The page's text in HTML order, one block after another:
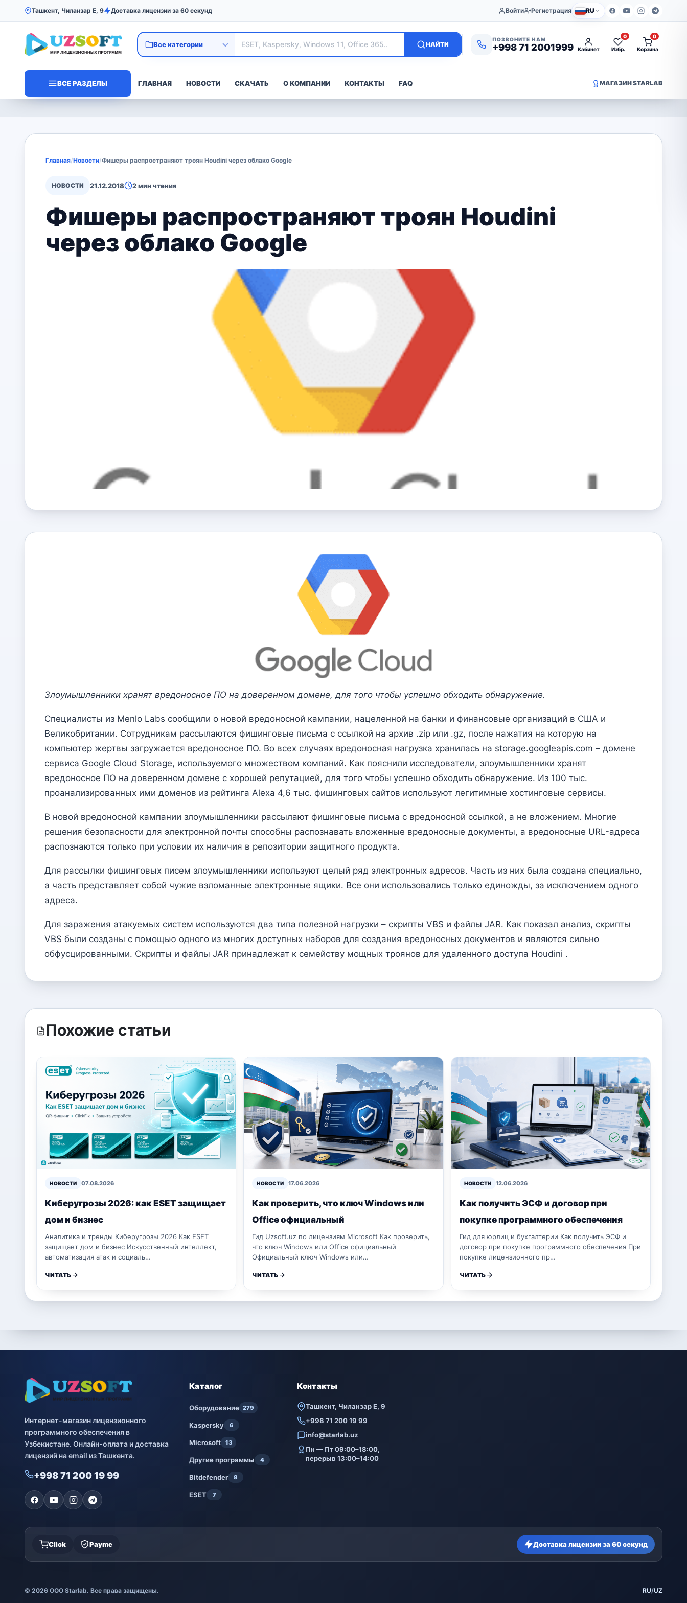
Ташкент, Чиланзар Е, 9 Доставка лицензии за 60 секунд Войти Регистрация RU
НАЙТИ
ПОЗВОНИТЕ НАМ
+998 71 2001999 Кабинет Избр.
0
Корзина
0
ВСЕ РАЗДЕЛЫ ГЛАВНАЯ НОВОСТИ СКАЧАТЬ О КОМПАНИИ КОНТАКТЫ FAQ МАГАЗИН STARLAB
Главная/Новости/Фишеры распространяют троян Houdini через облако Google
НОВОСТИ 21.12.2018 2 мин чтения
Фишеры распространяют троян Houdini
через облако Google
Злоумышленники хранят вредоносное ПО на доверенном домене, для того чтобы успешно обходить обнаружение.
Специалисты из Menlo Labs сообщили о новой вредоносной кампании, нацеленной на банки и финансовые организаций в США и
Великобритании. Сотрудникам рассылаются фишинговые письма с ссылкой на архив .zip или .gz, после нажатия на которую на
компьютер жертвы загружается вредоносное ПО. Во всех случаях вредоносная нагрузка хранилась на storage.googleapis.com – домене
сервиса Google Cloud Storage, используемого множеством компаний. Как пояснили исследователи, злоумышленники хранят
вредоносное ПО на доверенном домене с хорошей репутацией, для того чтобы успешно обходить обнаружение. Из 100 тыс.
проанализированных ими доменов из рейтинга Alexa 4,6 тыс. фишинговых сайтов используют легитимные хостинговые сервисы.
В новой вредоносной кампании злоумышленники рассылают фишинговые письма с вредоносной ссылкой, а не вложением. Многие
решения безопасности для электронной почты способны распознавать вложенные вредоносные документы, а вредоносные URL-адреса
распознаются только при условии их наличия в репозитории защитного продукта.
Для рассылки фишинговых писем злоумышленники используют целый ряд электронных адресов. Часть из них была создана специально,
а часть представляет собой чужие взломанные электронные ящики. Все они использовались только единожды, за исключением одного
адреса.
Для заражения атакуемых систем используются два типа полезной нагрузки – скрипты VBS и файлы JAR. Как показал анализ, скрипты
VBS были созданы с помощью одного из многих доступных наборов для создания вредоносных документов и являются сильно
обфусцированными. Скрипты и файлы JAR принадлежат к семейству мощных троянов для удаленного доступа Houdini .
Похожие статьи
НОВОСТИ 07.08.2026
Киберугрозы 2026: как ESET защищает
дом и бизнес
Аналитика и тренды Киберугрозы 2026 Как ESET
защищает дом и бизнес Искусственный интеллект,
автоматизация атак и социаль…
ЧИТАТЬ
НОВОСТИ 17.06.2026
Как проверить, что ключ Windows или
Office официальный
Гид Uzsoft.uz по лицензиям Microsoft Как проверить,
что ключ Windows или Office официальный
Официальный ключ Windows или…
ЧИТАТЬ
НОВОСТИ 12.06.2026
Как получить ЭСФ и договор при
покупке программного обеспечения
Гид для юрлиц и бухгалтерии Как получить ЭСФ и
договор при покупке программного обеспечения При
покупке лицензионного пр…
ЧИТАТЬ
Интернет-магазин лицензионного
программного обеспечения в
Узбекистане. Онлайн-оплата и доставка
лицензий на email из Ташкента.
+998 71 200 19 99
Каталог
Оборудование 279
Kaspersky 6
Microsoft 13
Другие программы 4
Bitdefender 8
ESET 7
Контакты
Ташкент, Чиланзар Е, 9
+998 71 200 19 99
info@starlab.uz
Пн — Пт 09:00–18:00,
перерыв 13:00–14:00
Click Payme Доставка лицензии за 60 секунд
© 2026 ООО Starlab. Все права защищены. RU/UZ